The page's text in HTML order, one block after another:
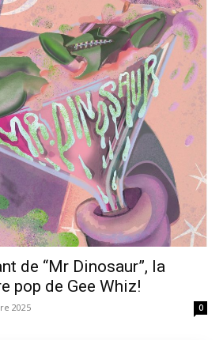
de “Mr Dinosaur”, la
pop de Gee Whiz!
2025 0